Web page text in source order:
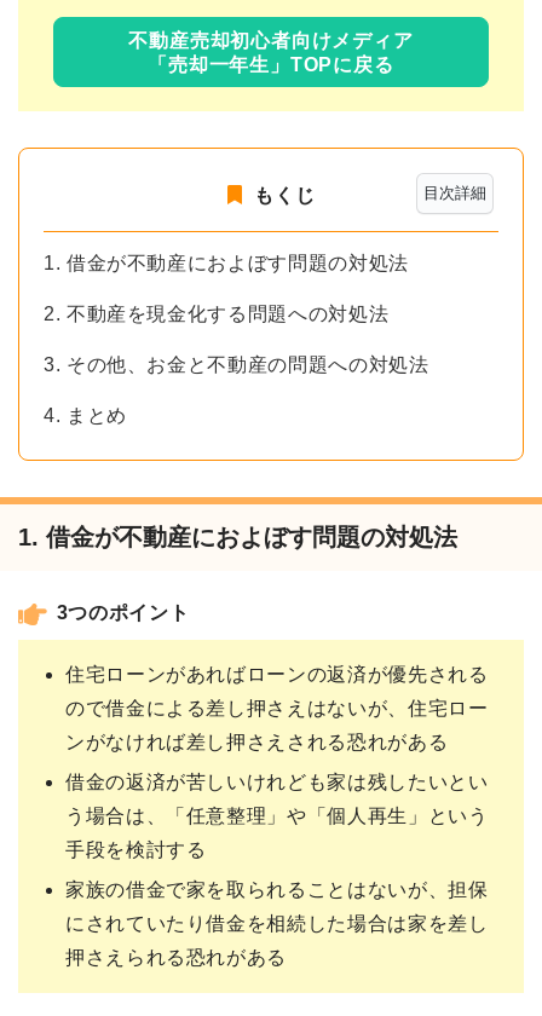
不動産売却初心者向けメディア
「売却一年生」TOPに戻る
目次詳細
もくじ
1. 借金が不動産におよぼす問題の対処法
2. 不動産を現金化する問題への対処法
3. その他、お金と不動産の問題への対処法
4. まとめ
1. 借金が不動産におよぼす問題の対処法
3つのポイント
住宅ローンがあればローンの返済が優先される
ので借金による差し押さえはないが、住宅ロー
ンがなければ差し押さえされる恐れがある
借金の返済が苦しいけれども家は残したいとい
う場合は、「任意整理」や「個人再生」という
手段を検討する
家族の借金で家を取られることはないが、担保
にされていたり借金を相続した場合は家を差し
押さえられる恐れがある